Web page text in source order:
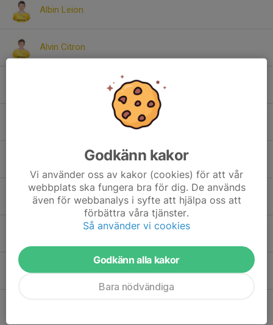
Albin Leion
Alvin Citron
Danyl Vereshchahin
Elis Karlsson Wendel
Emil Åhlander
Hugo Ringström
Kevin Årdh
Godkänn kakor
Vi använder oss av kakor (cookies) för att vår
webbplats ska fungera bra för dig. De används
även för webbanalys i syfte att hjälpa oss att
förbättra våra tjänster.
Så använder vi cookies
Godkänn alla kakor
Bara nödvändiga